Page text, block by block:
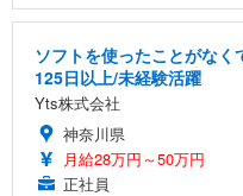
ソフトを使ったことがな
125日以上/未経験活躍
Yts株式会社
神奈川県
月給28万円～50万円
正社員